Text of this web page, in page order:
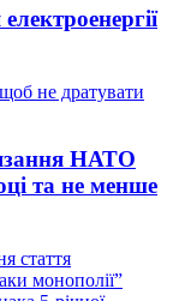
НАТО
та не менше
статтяПопередній
запис:
монополії”